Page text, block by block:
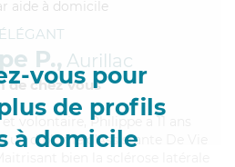
vous pour
de profils
à domicile
ÉLÉGANT
P., Aurillac
de chez Vous
et volontaire, Philippe a 11 ans
un diplôme d'Assistante De Vie